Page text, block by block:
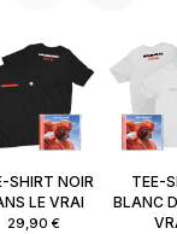
SHIRT NOIR
LE VRAI
29,90 €
TEE-
BLANC